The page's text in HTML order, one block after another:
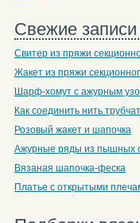
Свежие записи
Свитер из пряжи
Жакет из пряжи
Шарф-хомут с ажурным
Как соединить нить
Розовый жакет и шапочка
Ажурные ряды из пышных
Вязаная шапочка-феска
Платье с открытыми